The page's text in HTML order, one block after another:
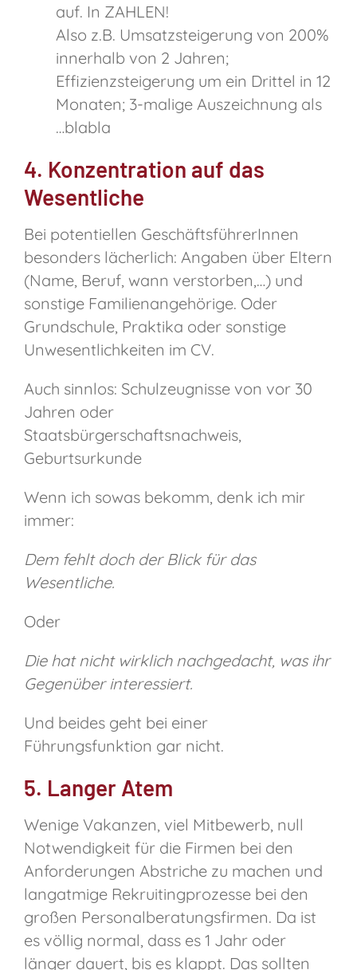
auf. In ZAHLEN!
Also z.B. Umsatzsteigerung von 200%
innerhalb von 2 Jahren;
Effizienzsteigerung um ein Drittel in 12
Monaten; 3-malige Auszeichnung als
…blabla
4. Konzentration auf das
Wesentliche
Bei potentiellen GeschäftsführerInnen
besonders lächerlich: Angaben über Eltern
(Name, Beruf, wann verstorben,…) und
sonstige Familienangehörige. Oder
Grundschule, Praktika oder sonstige
Unwesentlichkeiten im CV.
Auch sinnlos: Schulzeugnisse von vor 30
Jahren oder
Staatsbürgerschaftsnachweis,
Geburtsurkunde
Wenn ich sowas bekomm, denk ich mir
immer:
Dem fehlt doch der Blick für das
Wesentliche.
Oder
Die hat nicht wirklich nachgedacht, was ihr
Gegenüber interessiert.
Und beides geht bei einer
Führungsfunktion gar nicht.
5. Langer Atem
Wenige Vakanzen, viel Mitbewerb, null
Notwendigkeit für die Firmen bei den
Anforderungen Abstriche zu machen und
langatmige Rekruitingprozesse bei den
großen Personalberatungsfirmen. Da ist
es völlig normal, dass es 1 Jahr oder
länger dauert, bis es klappt. Das sollten